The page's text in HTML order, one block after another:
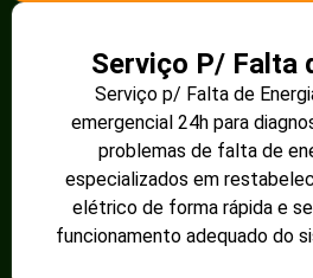
Serviço P/ Falta
Serviço p/ Falta de
emergencial 24h para
problemas de falta de
especializados em
elétrico de forma rápida e
funcionamento adequado do